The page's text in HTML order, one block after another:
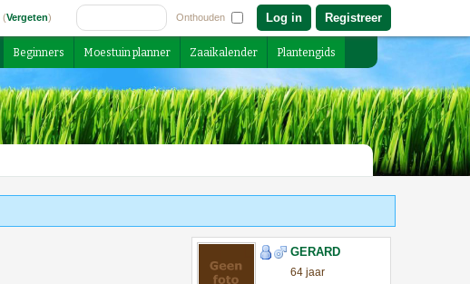
(Vergeten) Onthouden Registreer
Beginners Moestuin planner Zaaikalender Plantengids
GERARD
64 jaar